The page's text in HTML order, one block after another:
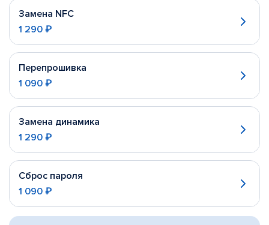
Замена NFC
1 290 ₽
Перепрошивка
1 090 ₽
Замена динамика
1 290 ₽
Сброс пароля
1 090 ₽